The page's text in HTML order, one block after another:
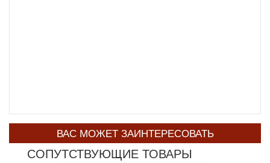
ВАС МОЖЕТ ЗАИНТЕРЕСОВАТЬ
СОПУТСТВУЮЩИЕ ТОВАРЫ